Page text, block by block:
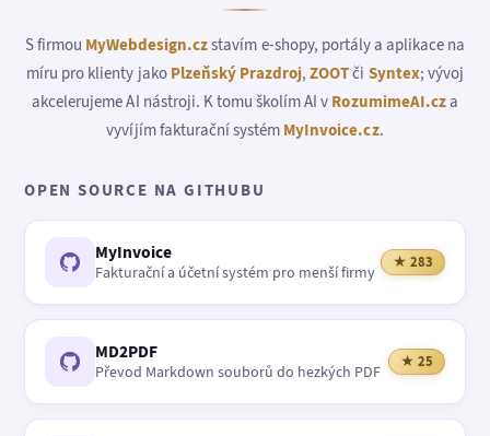
S firmou MyWebdesign.czstavím e-shopy, portály a aplikace na
míru pro klienty jako Plzeňský Prazdroj,ZOOTči Syntex; vývoj
akcelerujeme AI nástroji. K tomu školím AI v RozumimeAI.cza
vyvíjím fakturační systém MyInvoice.cz.
OPEN SOURCE NA GITHUBU
MyInvoice
Fakturační a účetní systém pro menší firmy
★ 283
MD2PDF
Převod Markdown souborů do hezkých PDF
★ 25